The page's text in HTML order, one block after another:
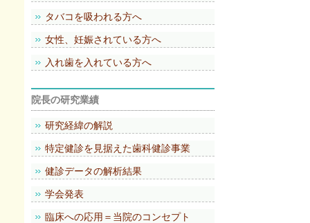
タバコを吸われる方へ
女性、妊娠されている方へ
入れ歯を入れている方へ
院長の研究業績
研究経緯の解説
特定健診を見据えた歯科健診事業
健診データの解析結果
学会発表
臨床への応用＝当院のコンセプト